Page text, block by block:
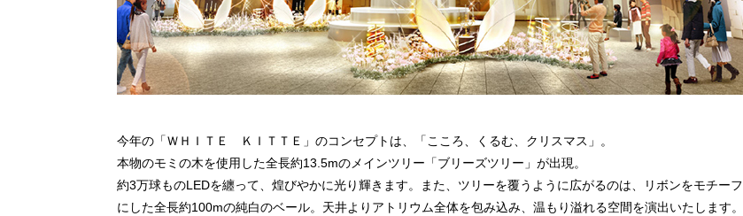
今年の「ＷＨＩＴＥ ＫＩＴＴＥ」のコンセプトは、「こころ、くるむ、クリスマス」。
本物のモミの木を使用した全長約13.5mのメインツリー「ブリーズツリー」が出現。
約3万球ものLEDを纏って、煌びやかに光り輝きます。また、ツリーを覆うように広がるのは、リボンをモチーフ
にした全長約100mの純白のベール。天井よりアトリウム全体を包み込み、温もり溢れる空間を演出いたします。